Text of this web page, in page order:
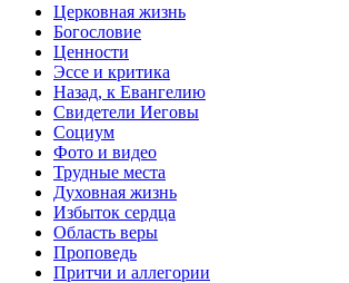
Церковная жизнь
Богословие
Ценности
Эссе и критика
Назад, к Евангелию
Свидетели Иеговы
Социум
Фото и видео
Трудные места
Духовная жизнь
Избыток сердца
Область веры
Проповедь
Притчи и аллегории